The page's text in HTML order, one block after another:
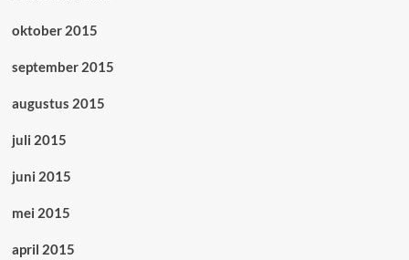
oktober 2015
september 2015
augustus 2015
juli 2015
juni 2015
mei 2015
april 2015